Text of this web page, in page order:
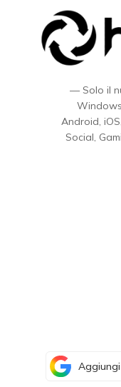
— Solo il
Android,
Social,